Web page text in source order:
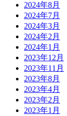
2024年8月
2024年7月
2024年3月
2024年2月
2024年1月
2023年12月
2023年11月
2023年8月
2023年4月
2023年2月
2023年1月